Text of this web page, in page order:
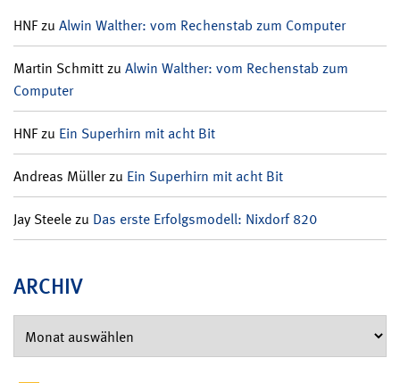
HNFzu Alwin Walther: vom Rechenstab zum Computer
Martin Schmittzu Alwin Walther: vom Rechenstab zum
Computer
HNFzu Ein Superhirn mit acht Bit
Andreas Müllerzu Ein Superhirn mit acht Bit
Jay Steelezu Das erste Erfolgsmodell: Nixdorf 820
ARCHIV